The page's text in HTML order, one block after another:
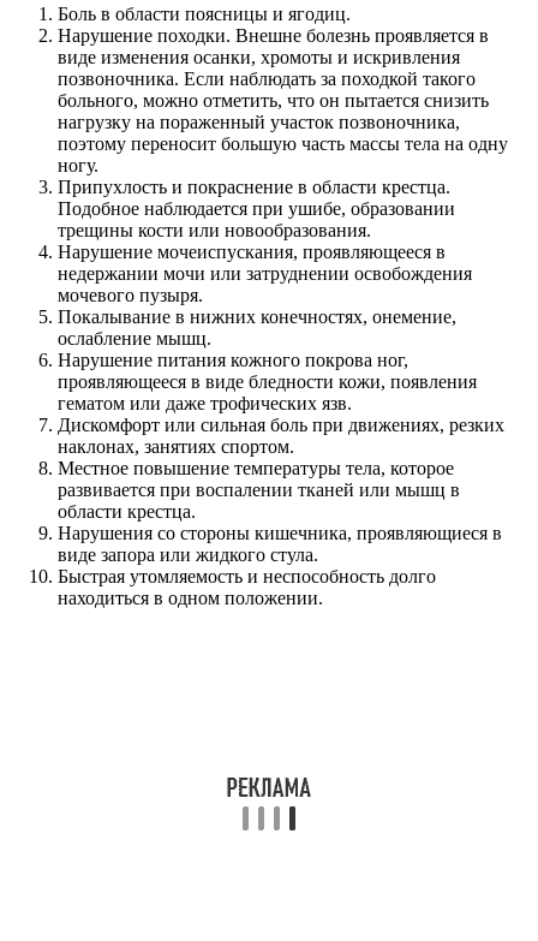
Боль в области поясницы и ягодиц.
Нарушение походки. Внешне болезнь проявляется в
виде изменения осанки, хромоты и искривления
позвоночника. Если наблюдать за походкой такого
больного, можно отметить, что он пытается снизить
нагрузку на пораженный участок позвоночника,
поэтому переносит большую часть массы тела на одну
ногу.
Припухлость и покраснение в области крестца.
Подобное наблюдается при ушибе, образовании
трещины кости или новообразования.
Нарушение мочеиспускания, проявляющееся в
недержании мочи или затруднении освобождения
мочевого пузыря.
Покалывание в нижних конечностях, онемение,
ослабление мышц.
Нарушение питания кожного покрова ног,
проявляющееся в виде бледности кожи, появления
гематом или даже трофических язв.
Дискомфорт или сильная боль при движениях, резких
наклонах, занятиях спортом.
Местное повышение температуры тела, которое
развивается при воспалении тканей или мышц в
области крестца.
Нарушения со стороны кишечника, проявляющиеся в
виде запора или жидкого стула.
Быстрая утомляемость и неспособность долго
находиться в одном положении.